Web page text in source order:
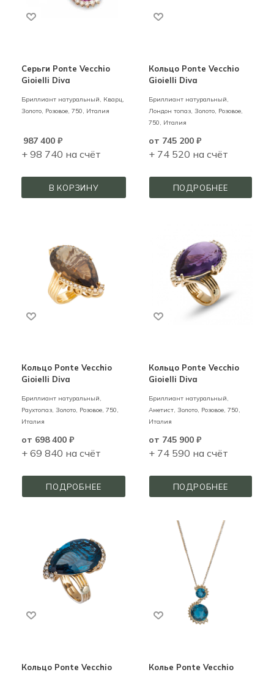
Серьги Ponte Vecchio
Gioielli Diva
Бриллиант натуральный, Кварц,
Золото, Розовое, 750, Италия
987 400 ₽
+ 98 740 на счёт
В КОРЗИНУ
Кольцо Ponte Vecchio
Gioielli Diva
Бриллиант натуральный,
Лондон топаз, Золото, Розовое,
750,
Италия
от 745 200 ₽
+ 74 520 на счёт
ПОДРОБНЕЕ
Кольцо Ponte Vecchio
Gioielli Diva
Бриллиант натуральный,
Раухтопаз, Золото, Розовое, 750,
Италия
от 698 400 ₽
+ 69 840 на счёт
ПОДРОБНЕЕ
Кольцо Ponte Vecchio
Gioielli Diva
Бриллиант натуральный,
Аметист, Золото, Розовое, 750,
Италия
от 745 900 ₽
+ 74 590 на счёт
ПОДРОБНЕЕ
Кольцо Ponte Vecchio
Колье Ponte Vecchio